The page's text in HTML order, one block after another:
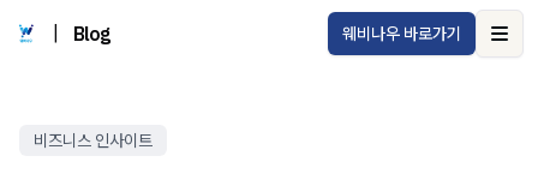
Blog 웨비나우 바로가기
비즈니스 인사이트